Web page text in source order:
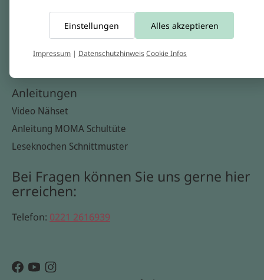
Widerrufsbelehrung
Anleitungen
Video Nähset
Anleitung MOMA Schultüte
Leseknochen Schnittmuster
Bei Fragen können Sie uns gerne hier
erreichen:
Telefon: 0221 2616939
Einstellungen Alles akzeptieren
Impressum | DatenschutzhinweisCookie Infos